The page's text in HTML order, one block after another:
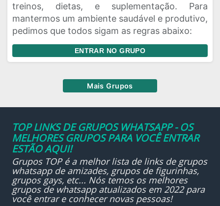
treinos, dietas, e suplementação. Para
mantermos um ambiente saudável e produtivo,
pedimos que todos sigam as regras abaixo:
ENTRAR NO GRUPO
Mais Grupos
TOP LINKS DE GRUPOS WHATSAPP - OS
MELHORES GRUPOS PARA VOCÊ ENTRAR
ESTÃO AQUI!
Grupos TOP é a melhor lista de links de grupos
whatsapp de amizades, grupos de figurinhas,
grupos gays, etc... Nós temos os melhores
grupos de whatsapp atualizados em 2022 para
você entrar e conhecer novas pessoas!